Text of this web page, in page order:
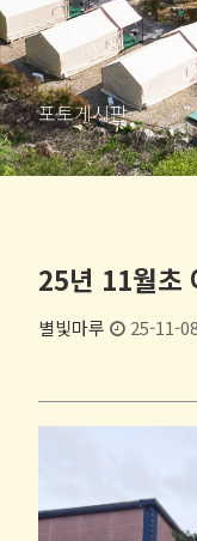
포토게시판
25년 11월초
별빛마루 25-11-